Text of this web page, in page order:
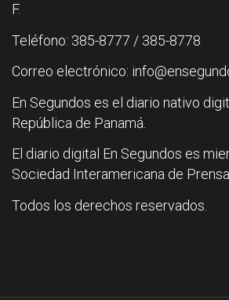
F.
Teléfono: 385-8777 / 385-8778
Correo electrónico:
En Segundos es el diario nativo
República de Panamá.
El diario digital En Segundos es
Sociedad Interamericana de
Todos los derechos reservados.